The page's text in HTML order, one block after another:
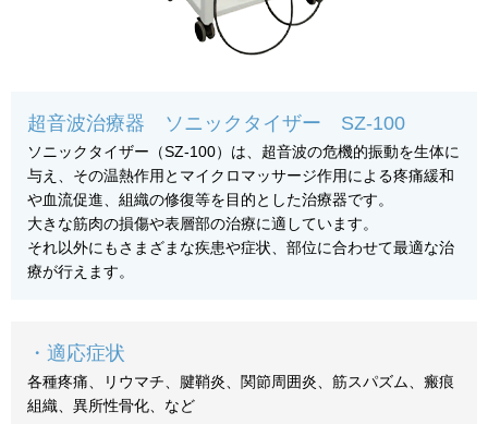
超音波治療器 ソニックタイザー SZ-100
ソニックタイザー（SZ-100）は、超音波の危機的振動を生体に
与え、その温熱作用とマイクロマッサージ作用による疼痛緩和
や血流促進、組織の修復等を目的とした治療器です。
大きな筋肉の損傷や表層部の治療に適しています。
それ以外にもさまざまな疾患や症状、部位に合わせて最適な治
療が行えます。
・適応症状
各種疼痛、リウマチ、腱鞘炎、関節周囲炎、筋スパズム、瘢痕
組織、異所性骨化、など